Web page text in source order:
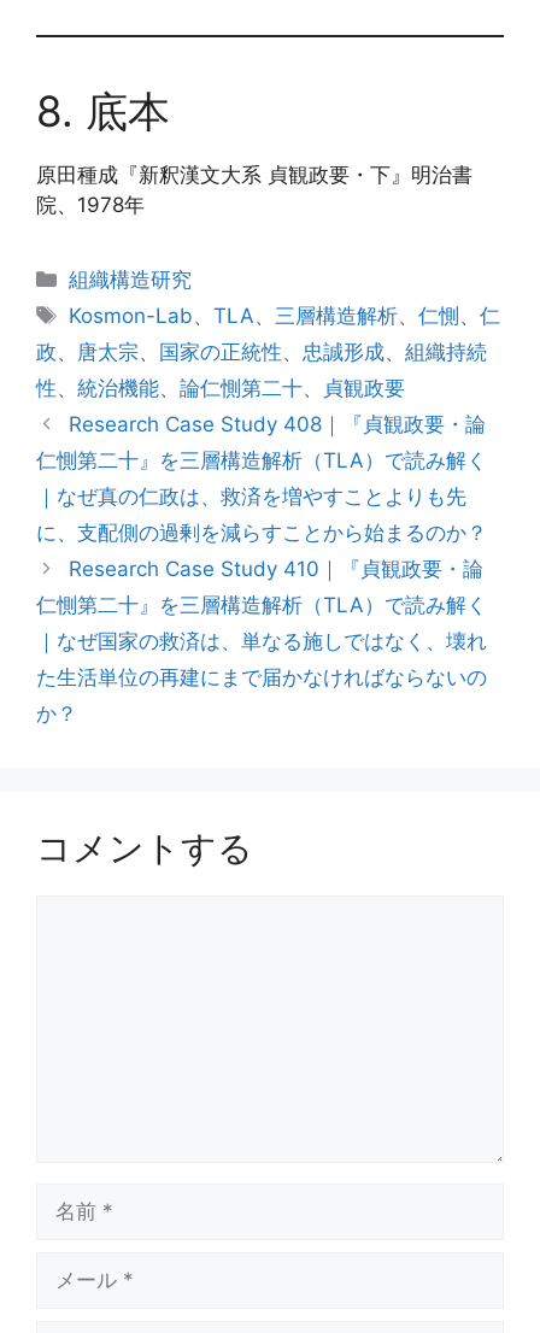
8. 底本
原田種成『新釈漢文大系 貞観政要・下』明治書
院、1978年
カ
テ
リ
ー
組織構造研究
タ
グ
Kosmon-Lab、TLA、 三層構造解析、仁惻、仁
政、 唐太宗、 国家の正統性、 忠誠形成、 組織持続
性、 統治機能、 論仁惻第二十、
貞観政要
Research Case Study 408｜『貞観政要・論
仁惻第二十』を三層構造解析（TLA）で読み解く
｜なぜ真の仁政は、救済を増やすことよりも先
に、支配側の過剰を減らすことから始まるのか？
Research Case Study 410｜『貞観政要・論
仁惻第二十』を三層構造解析（TLA）で読み解く
｜なぜ国家の救済は、単なる施しではなく、壊れ
た生活単位の再建にまで届かなければならないの
か？
コメントする